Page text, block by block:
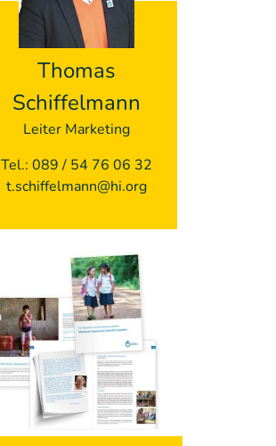
Thomas
Schiffelmann
Leiter Marketing
Tel.: 089 / 54 76 06 32
t.schiffelmann@hi.org